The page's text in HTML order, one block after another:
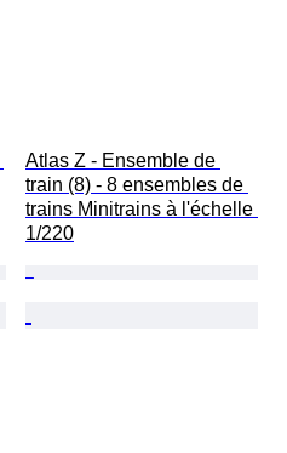
Atlas Z - Ensemble de
train (8) - 8 ensembles de
trains Minitrains à l'échelle
1/220